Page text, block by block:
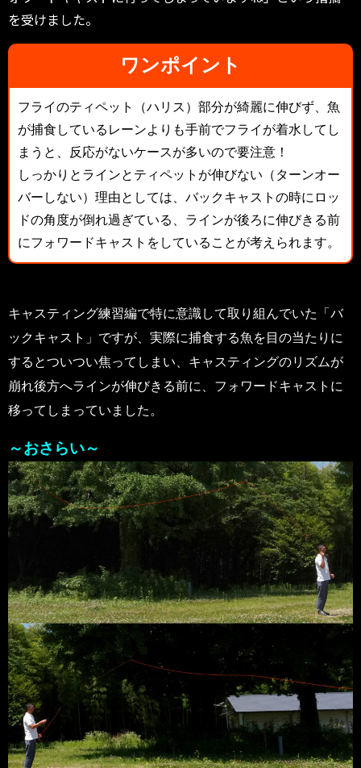
を受けました。
ワンポイント
フライのティペット（ハリス）部分が綺麗に伸びず、魚
が捕食しているレーンよりも手前でフライが着水してし
まうと、反応がないケースが多いので要注意！
しっかりとラインとティペットが伸びない（ターンオー
バーしない）理由としては、バックキャストの時にロッ
ドの角度が倒れ過ぎている、ラインが後ろに伸びきる前
にフォワードキャストをしていることが考えられます。
キャスティング練習編で特に意識して取り組んでいた「バ
ックキャスト」ですが、実際に捕食する魚を目の当たりに
するとついつい焦ってしまい、キャスティングのリズムが
崩れ後方へラインが伸びきる前に、フォワードキャストに
移ってしまっていました。
～おさらい～